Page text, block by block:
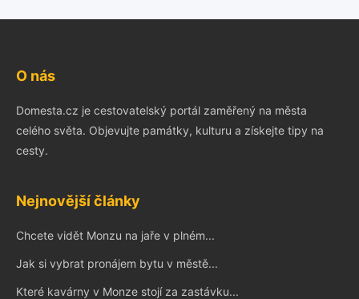
O nás
Domesta.cz je cestovatelský portál zaměřený na města
celého světa. Objevujte památky, kulturu a získejte tipy na
cesty.
Nejnovější články
Chcete vidět Monzu na jaře v plném...
Jak si vybrat pronájem bytu v městě...
Které kavárny v Monze stojí za zastávku...